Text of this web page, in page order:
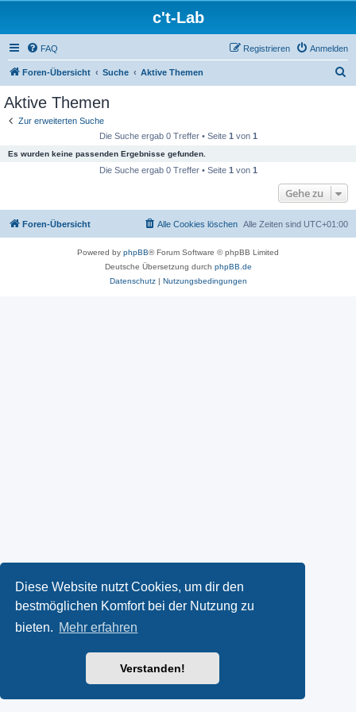
Diese Website nutzt Cookies, um dir den
bestmöglichen Komfort bei der Nutzung zu
bieten. Mehr erfahren
Verstanden!
c't-Lab
FAQ Anmelden
Registrieren
Foren-Übersicht Suche Aktive Themen
Aktive Themen
Zur erweiterten Suche
Die Suche ergab 0 Treffer • Seite 1 von 1
Es wurden keine passenden Ergebnisse gefunden.
Die Suche ergab 0 Treffer • Seite 1 von 1
Gehe zu
Foren-Übersicht Alle Zeiten sind UTC+01:00
Alle Cookies löschen
Powered by phpBB® Forum Software © phpBB Limited
Deutsche Übersetzung durch phpBB.de
Datenschutz| Nutzungsbedingungen